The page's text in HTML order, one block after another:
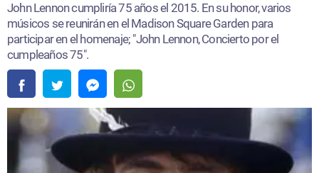
John Lennon cumpliría 75 años el 2015. En su honor, varios
músicos se reunirán en el Madison Square Garden para
participar en el homenaje; "John Lennon, Concierto por el
cumpleaños 75".